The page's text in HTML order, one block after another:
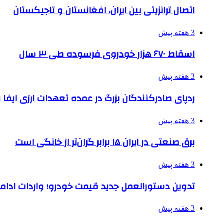
اتصال ترانزیتی بین ایران، افغانستان و تاجیکستان
3 هفته پیش
اسقاط ۶۷۰ هزار خودروی فرسوده طی ۳ سال
3 هفته پیش
ردپای صادرکنندگان بزرگ در عمده تعهدات ارزی
3 هفته پیش
برق صنعتی در ایران ۱۵ برابر گران‌تر از خانگی است
3 هفته پیش
تدوین دستورالعمل جدید قیمت خودرو؛ واردات
3 هفته پیش